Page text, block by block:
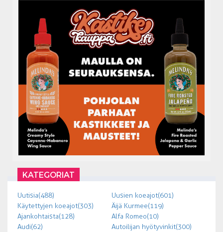
KATEGORIAT
Uutisia (488)
Uusien koeajot (601)
Käytettyjen koeajot (303)
Äijä Kurmee (119)
Ajankohtaista (128)
Alfa Romeo (10)
Audi (62)
Autoilijan hyötyvinkit (300)